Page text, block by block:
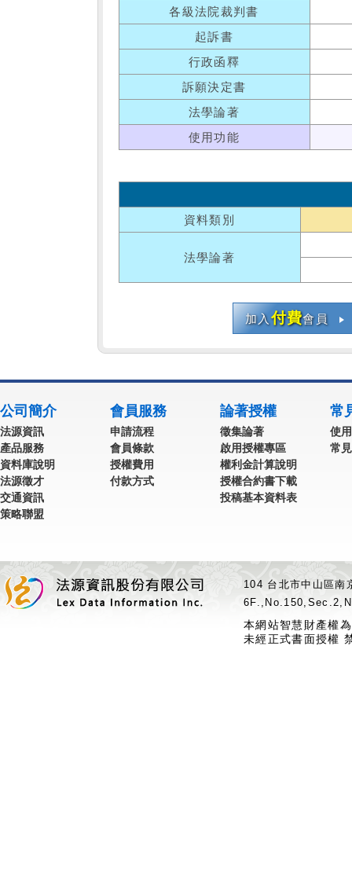
各級法院裁判書
起訴書
行政函釋
訴願決定書
法學論著
使用功能
資料類別
法學論著
加入付費會員
公司簡介
法源資訊
產品服務
資料庫說明
法源徵才
交通資訊
策略聯盟
會員服務
申請流程
會員條款
授權費用
付款方式
論著授權
徵集論著
啟用授權專區
權利金計算說明
授權合約書下載
投稿基本資料表
常
使
常
104 台北市中山區
本網站智慧財產權
未經正式書面授權